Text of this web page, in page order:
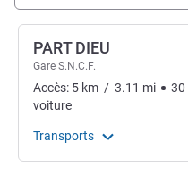
PART DIEU
Gare S.N.C.F.
Accès: 5 km / 3.11 mi 30
voiture
Transports